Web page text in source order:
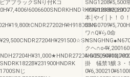
アブラックSNり付Kコ
じ
SNG1208¥5,500
本￨やイ￨ト！０
ワ∩Q¥ら0命
クヘ
掛 犠禁1醸３・